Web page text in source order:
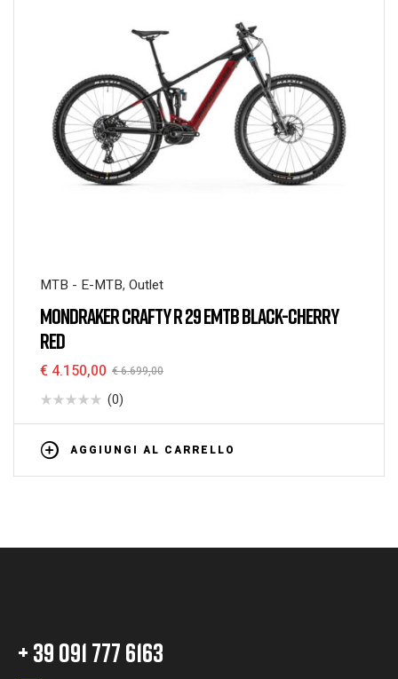
MTB - E-MTB, Outlet
MONDRAKER CRAFTY R 29 EMTB BLACK-CHERRY
RED
€6.699,00
€ 4.150,00
(0)
AGGIUNGI AL CARRELLO
+ 39 091 777 6163